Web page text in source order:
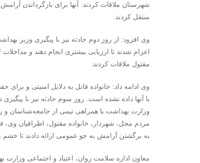
شهرستان ملاقات کردند. آنها برای بازگرداندن
منتقل کردند.
وی افزود: از روز دوم حادثه نیز با پیگیری وزیر
اعزام شدند تا ارزیابی بیشتری انجام دهند و
مقتول ملاقات کردند.
وی ادامه داد: خانواده قاتل به دلایل امنیتی و
با آنها داده نشده‌ است. روز سوم حادثه نیز با
وزارت بهداشت با همراهی تیمی از جامعه‌شناسان و
مردم محل، شهردار، خانواده مقتول، اطرافیان
به برگشتن آرامش به جو عمومی ارائه دادند تا خشم
معاون اداره سلامت روان، اعتیاد و اجتماعی